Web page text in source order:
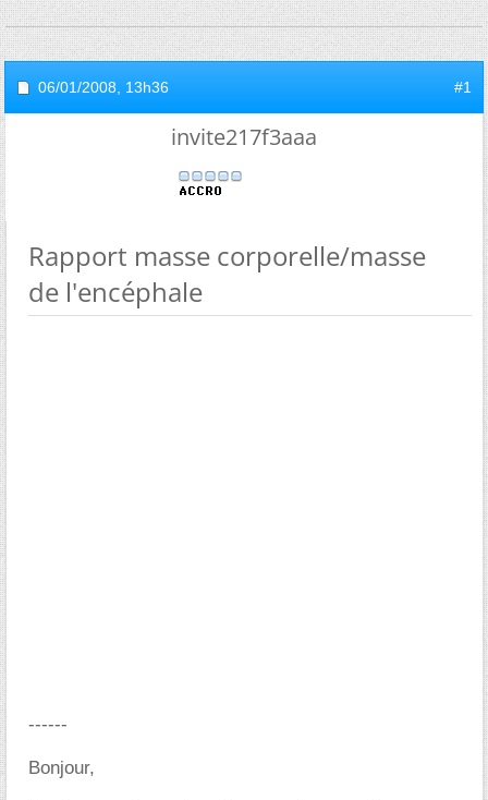
06/01/2008, 13h36 #1
invite217f3aaa
Rapport masse corporelle/masse
de l'encéphale
------
Bonjour,